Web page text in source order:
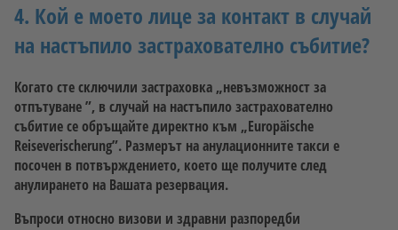
4. Кой е моето лице за контакт в случай
на настъпило застрахователно събитие?
Когато сте сключили застраховка „невъзможност за
отпътуване ”, в случай на настъпило застрахователно
събитие се обръщайте директно към „Europäische
Reiseverischerung”. Размерът на анулационните такси е
посочен в потвърждението, което ще получите след
анулирането на Вашата резервация.
Въпроси относно визови и здравни разпоредби